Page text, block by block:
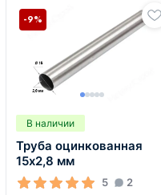
В наличии
Труба оцинкованная
15х2,8 мм
5 2
-9%